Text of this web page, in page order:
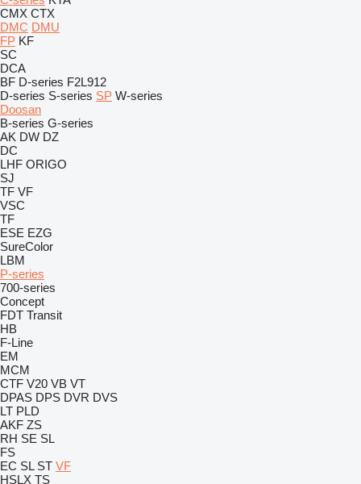
CMX CTX
DMC DMU
FP KF
SC
DCA
BF D-series F2L912
D-series S-series SP W-series
Doosan
B-series G-series
AK DW DZ
DC
LHF ORIGO
SJ
TF VF
VSC
TF
ESE EZG
SureColor
LBM
P-series
700-series
Concept
FDT Transit
HB
F-Line
EM
MCM
CTF V20 VB VT
DPAS DPS DVR DVS
LT PLD
AKF ZS
RH SE SL
FS
EC SL ST VF
HSLX TS